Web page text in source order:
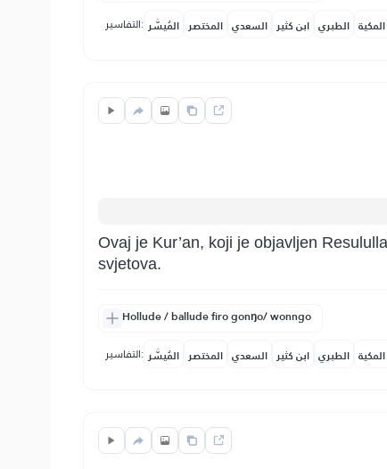
التفاسير: المُيسَّر المختصر السعدي ابن كثير الطبري
Ovaj je Kur’an, koji je objavljen
svjetova.
Hollude / ballude firo gonŋo/ wonngo
التفاسير: المُيسَّر المختصر السعدي ابن كثير الطبري